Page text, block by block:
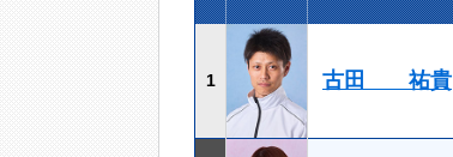
1 古田 祐貴